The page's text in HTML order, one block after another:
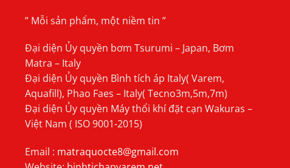
” Mỗi sản phẩm, một niềm tin ”
Đại diện Ủy quyền bơm Tsurumi – Japan, Bơm
Matra – Italy
Đại diện Ủy quyền Bình tích áp Italy( Varem,
Aquafill), Phao Faes – Italy( Tecno3m,5m,7m)
Đại diện Ủy quyền Máy thổi khí đặt cạn Wakuras –
Việt Nam ( ISO 9001-2015)
Email : matraquocte8@gmail.com